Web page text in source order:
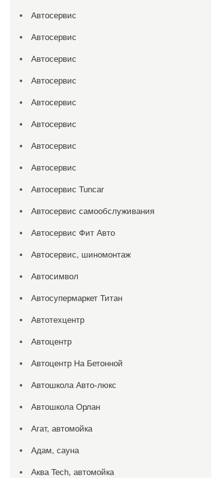
Автосервис
Автосервис
Автосервис
Автосервис
Автосервис
Автосервис
Автосервис
Автосервис
Автосервис Tuncar
Автосервис самообслуживания
Автосервис Фит Авто
Автосервис, шиномонтаж
Автосимвол
Автосупермаркет Титан
Автотехцентр
Автоцентр
Автоцентр На Бетонной
Автошкола Авто-люкс
Автошкола Орлан
Агат, автомойка
Адам, сауна
Аква Tech, автомойка